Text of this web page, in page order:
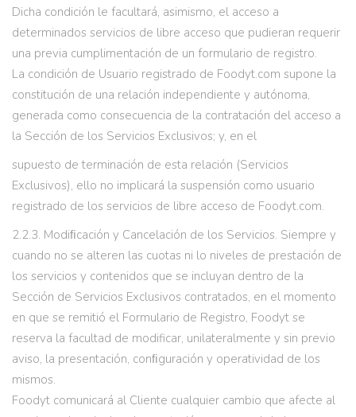
Dicha condición le facultará, asimismo, el acceso a
determinados servicios de libre acceso que pudieran requerir
una previa cumplimentación de un formulario de registro.
La condición de Usuario registrado de Foodyt.com supone la
constitución de una relación independiente y autónoma,
generada como consecuencia de la contratación del acceso a
la Sección de los Servicios Exclusivos; y, en el
supuesto de terminación de esta relación (Servicios
Exclusivos), ello no implicará la suspensión como usuario
registrado de los servicios de libre acceso de Foodyt.com.
2.2.3. Modiﬁcación y Cancelación de los Servicios. Siempre y
cuando no se alteren las cuotas ni lo niveles de prestación de
los servicios y contenidos que se incluyan dentro de la
Sección de Servicios Exclusivos contratados, en el momento
en que se remitió el Formulario de Registro, Foodyt se
reserva la facultad de modificar, unilateralmente y sin previo
aviso, la presentación, conﬁguración y operatividad de los
mismos.
Foodyt comunicará al Cliente cualquier cambio que afecte al